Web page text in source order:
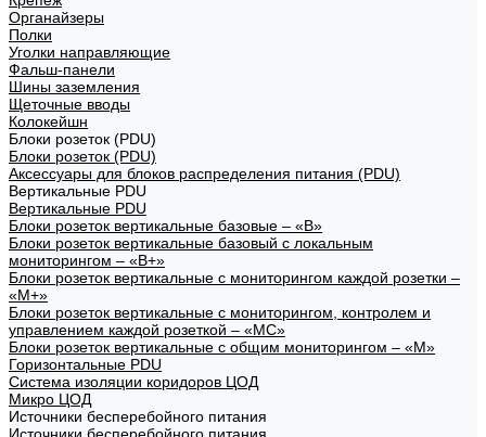
Органайзеры
Полки
Уголки направляющие
Фальш-панели
Шины заземления
Щеточные вводы
Колокейшн
Блоки розеток (PDU)
Блоки розеток (PDU)
Аксессуары для блоков распределения питания (PDU)
Вертикальные PDU
Вертикальные PDU
Блоки розеток вертикальные базовые – «В»
Блоки розеток вертикальные базовый с локальным
мониторингом – «В+»
Блоки розеток вертикальные с мониторингом каждой розетки –
«М+»
Блоки розеток вертикальные с мониторингом, контролем и
управлением каждой розеткой – «МС»
Блоки розеток вертикальные с общим мониторингом – «М»
Горизонтальные PDU
Система изоляции коридоров ЦОД
Микро ЦОД
Источники бесперебойного питания